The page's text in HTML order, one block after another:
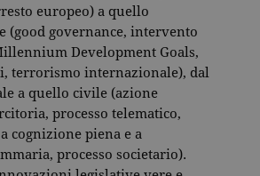
europeo) a quello
(good governance, intervento
Development Goals,
terrorismo internazionale), dal
a quello civile (azione
processo telematico,
cognizione piena e a
processo societario).